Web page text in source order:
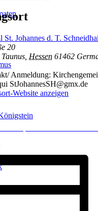
St. Johannes d. T.
20
Hessen 61462
Anmeldung:
StJohannesSH@gmx.de
Website anzeigen